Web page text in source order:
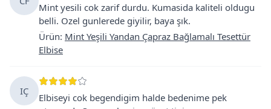
Mint yesili cok zarif durdu. Kumasida kaliteli oldugu
belli. Ozel gunlerede giyilir, baya şık.
Ürün: Mint Yeşili Yandan Çapraz Bağlamalı Tesettür
Elbise
IÇ
Elbiseyi cok begendigim halde bedenime pek